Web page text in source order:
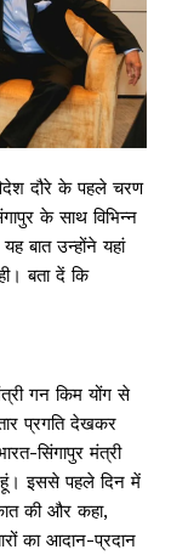
दौरे के पहले चरण
के साथ विभिन्न
बात उन्होंने यहां
बता दें कि
गन किम योंग से
प्रगति देखकर
सिंगापुर मंत्री
हूं। इससे पहले दिन में
की और कहा,
का आदान-प्रदान